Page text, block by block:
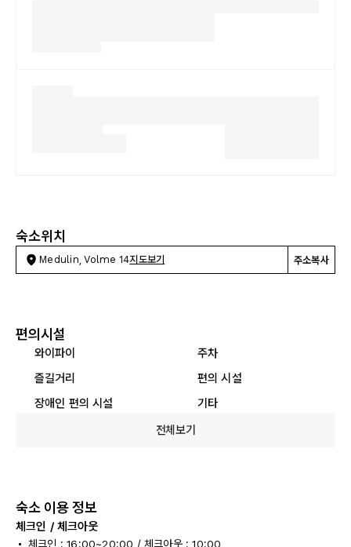
숙소위치
Medulin, Volme 14지도보기 주소복사
편의시설
와이파이
주차
즐길거리
편의 시설
장애인 편의 시설
기타
전체보기
숙소 이용 정보
체크인 / 체크아웃
체크인 : 16:00~20:00 / 체크아웃 : 10:00